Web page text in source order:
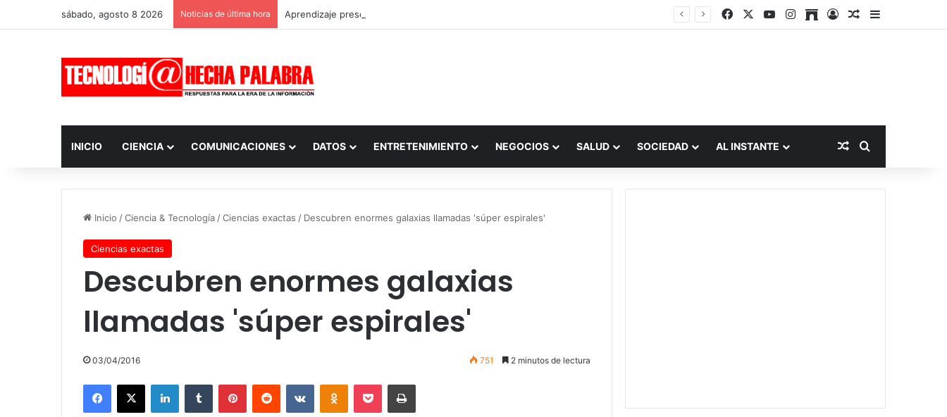
sábado, agosto 8 2026 Noticias de última hora Aprendizaje presencial vs. por internet FacebookYouTubeInstagram
ArchiveAccesoPublicación al
Barra lateral
INICIO CIENCIA COMUNICACIONES DATOS ENTRETENIMIENTO NEGOCIOS SALUD SOCIEDAD AL INSTANTE Publicación al
Buscar por
Inicio /Ciencia & Tecnología /Ciencias exactas / Descubren enormes galaxias llamadas 'súper espirales'
Ciencias exactas
Descubren enormes galaxias
llamadas 'súper espirales'
03/04/2016 751 2 minutos de lectura
Facebook
X LinkedInTumblr PinterestReddit VKontakteOdnoklassniki
Pocket Imprimir